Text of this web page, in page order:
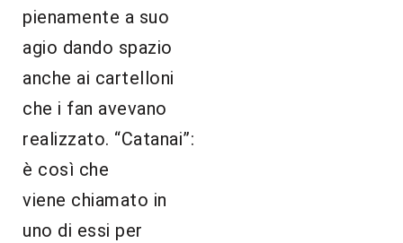
pienamente a suo
agio dando spazio
anche ai cartelloni
che i fan avevano
realizzato. “Catanai”:
è così che
viene chiamato in
uno di essi per